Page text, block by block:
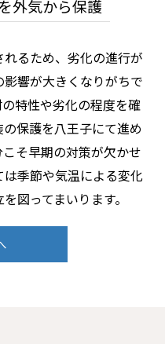
外気から保護
るため、劣化の進行が
響が大きくなりがちで
特性や劣化の程度を確
保護を八王子にて進め
そ早期の対策が欠かせ
季節や気温による変化
図ってまいります。